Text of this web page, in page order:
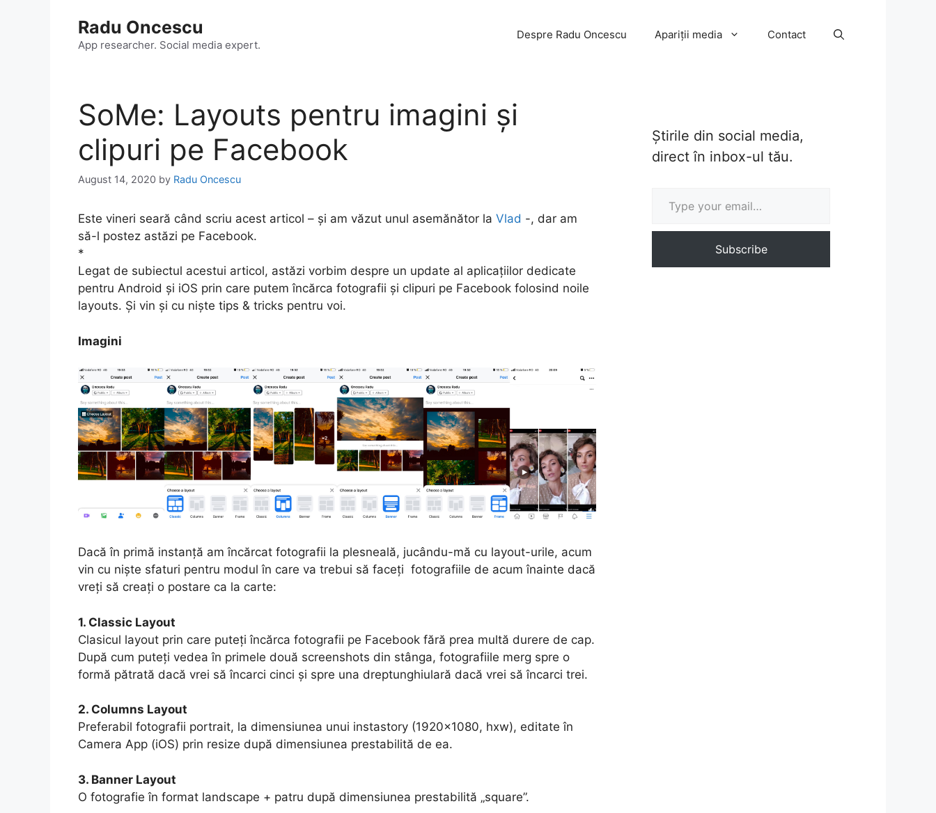
Radu Oncescu
App researcher. Social media expert.
Despre Radu Oncescu Apariții media Contact
SoMe: Layouts pentru imagini și
clipuri pe Facebook
August 14, 2020 by Radu Oncescu
Este vineri seară când scriu acest articol – și am văzut unul asemănător la Vlad -, dar am
să-l postez astăzi pe Facebook.
*
Legat de subiectul acestui articol, astăzi vorbim despre un update al aplicațiilor dedicate
pentru Android și iOS prin care putem încărca fotografii și clipuri pe Facebook folosind noile
layouts. Și vin și cu niște tips & tricks pentru voi.
Imagini
Dacă în primă instanță am încărcat fotografii la plesneală, jucându-mă cu layout-urile, acum
vin cu niște sfaturi pentru modul în care va trebui să faceți fotografiile de acum înainte dacă
vreți să creați o postare ca la carte:
1. Classic Layout
Clasicul layout prin care puteți încărca fotografii pe Facebook fără prea multă durere de cap.
După cum puteți vedea în primele două screenshots din stânga, fotografiile merg spre o
formă pătrată dacă vrei să încarci cinci și spre una dreptunghiulară dacă vrei să încarci trei.
2. Columns Layout
Preferabil fotografii portrait, la dimensiunea unui instastory (1920×1080, hxw), editate în
Camera App (iOS) prin resize după dimensiunea prestabilită de ea.
3. Banner Layout
O fotografie în format landscape + patru după dimensiunea prestabilită „square”.
Știrile din social media,
direct în inbox-ul tău.
Subscribe